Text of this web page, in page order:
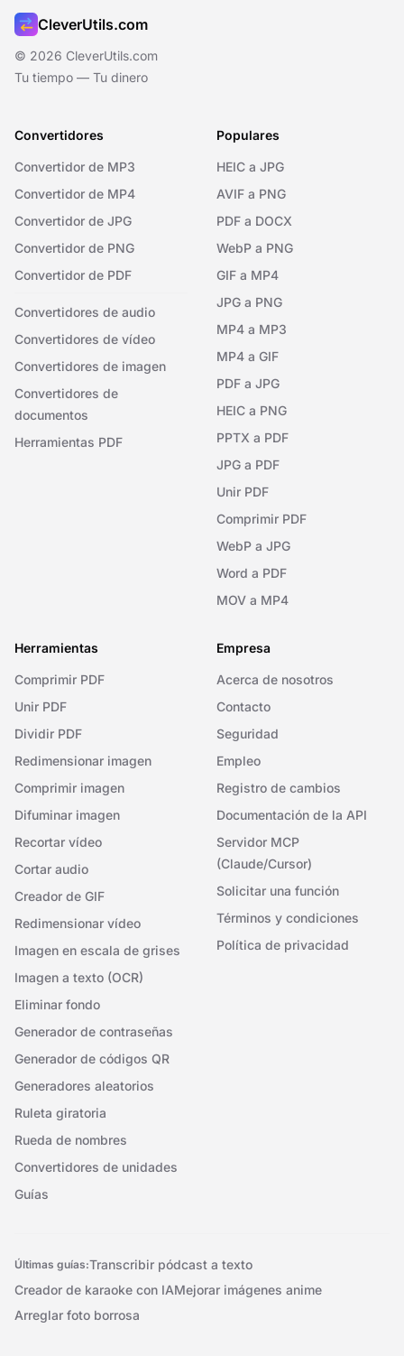
CleverUtils.com
© 2026 CleverUtils.com
Tu tiempo — Tu dinero
Convertidores
Convertidor de MP3
Convertidor de MP4
Convertidor de JPG
Convertidor de PNG
Convertidor de PDF
Convertidores de audio
Convertidores de vídeo
Convertidores de imagen
Convertidores de
documentos
Herramientas PDF
Populares
HEIC a JPG
AVIF a PNG
PDF a DOCX
WebP a PNG
GIF a MP4
JPG a PNG
MP4 a MP3
MP4 a GIF
PDF a JPG
HEIC a PNG
PPTX a PDF
JPG a PDF
Unir PDF
Comprimir PDF
WebP a JPG
Word a PDF
MOV a MP4
Herramientas
Comprimir PDF
Unir PDF
Dividir PDF
Redimensionar imagen
Comprimir imagen
Difuminar imagen
Recortar vídeo
Cortar audio
Creador de GIF
Redimensionar vídeo
Imagen en escala de grises
Imagen a texto (OCR)
Eliminar fondo
Generador de contraseñas
Generador de códigos QR
Generadores aleatorios
Ruleta giratoria
Rueda de nombres
Convertidores de unidades
Guías
Empresa
Acerca de nosotros
Contacto
Seguridad
Empleo
Registro de cambios
Documentación de la API
Servidor MCP
(Claude/Cursor)
Solicitar una función
Términos y condiciones
Política de privacidad
Últimas guías:Transcribir pódcast a texto
Creador de karaoke con IAMejorar imágenes anime
Arreglar foto borrosa